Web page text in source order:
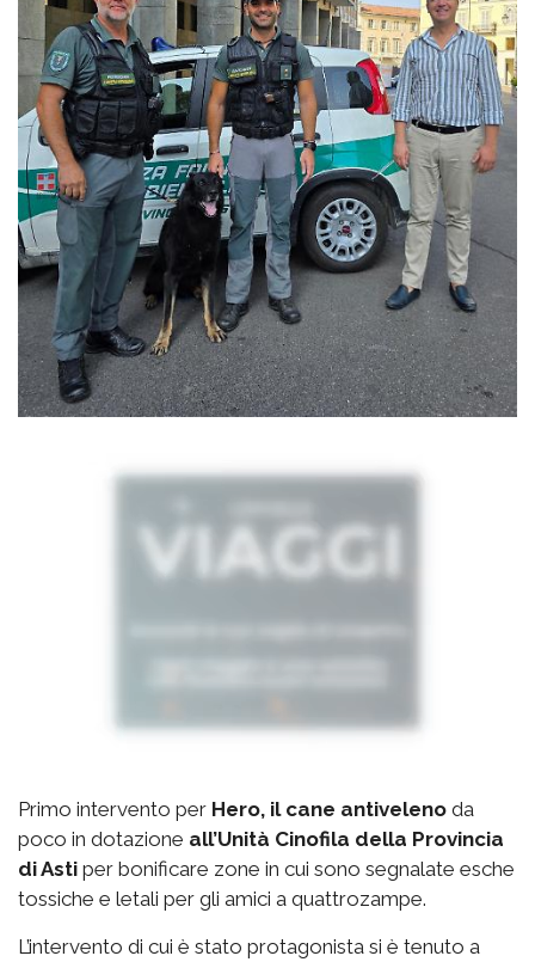
Primo intervento per Hero, il cane antiveleno da
poco in dotazione all’Unità Cinofila della Provincia
di Asti per bonificare zone in cui sono segnalate esche
tossiche e letali per gli amici a quattrozampe.
L’intervento di cui è stato protagonista si è tenuto a